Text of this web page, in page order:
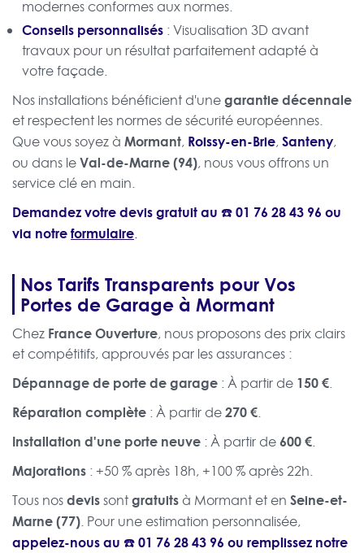
modernes conformes aux normes.
Conseils personnalisés : Visualisation 3D avant
travaux pour un résultat parfaitement adapté à
votre façade.
Nos installations bénéficient d'unegarantie décennale
et respectent les normes de sécurité européennes.
Que vous soyez à Mormant, Roissy-en-Brie, Santeny,
ou dans leVal-de-Marne (94), nous vous offrons un
service clé en main.
Demandez votre devis gratuit au ☎️01 76 28 43 96 ou
via notreformulaire.
Nos Tarifs Transparents pour Vos
Portes de Garage à Mormant
Chez France Ouverture, nous proposons des prix clairs
et compétitifs, approuvés par les assurances :
Dépannage de porte de garage : À partir de 150 €.
Réparation complète : À partir de270 €.
Installation d'une porte neuve : À partir de600 €.
Majorations : +50 % après 18h, +100 % après 22h.
Tous nosdevissontgratuitsà Mormant et en Seine-et-
Marne (77). Pour une estimation personnalisée,
appelez-nous au ☎️01 76 28 43 96 ou remplissez notre